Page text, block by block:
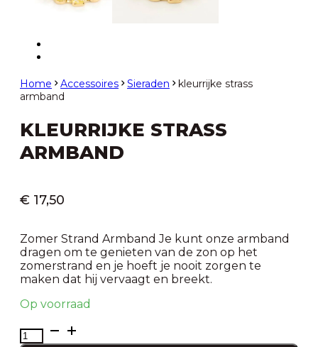
Home Accessoires Sieraden
kleurrijke strass
armband
KLEURRIJKE STRASS
ARMBAND
€ 17,50
Zomer Strand Armband Je kunt onze armband
dragen om te genieten van de zon op het
zomerstrand en je hoeft je nooit zorgen te
maken dat hij vervaagt en breekt.
Op voorraad
kleurrijke
strass